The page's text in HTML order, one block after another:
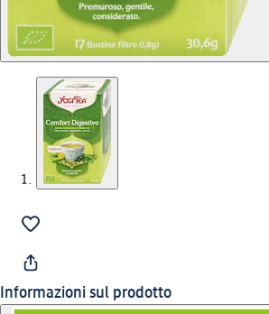
Informazioni sul prodotto